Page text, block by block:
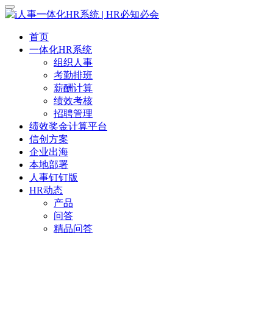
首页
一体化HR系统
组织人事
考勤排班
薪酬计算
绩效考核
招聘管理
绩效奖金计算平台
信创方案
企业出海
本地部署
人事钉钉版
HR动态
产品
问答
精品问答